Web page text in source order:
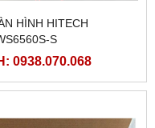
HÌNH HITECH
S
0938.070.068